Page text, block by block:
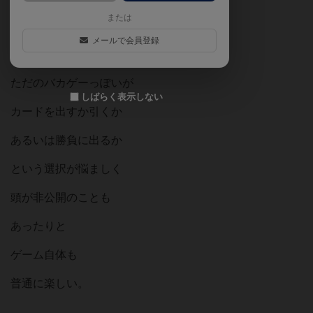
最強のサメを作るゲーム。
ただのバカゲーっぽいが
カードを出すか引くか
あるいは勝負に出るか
という選択が悩ましく
頭が非公開のことも
あったりと
ゲーム自体も
普通に楽しい。
または
メールで会員登録
しばらく表示しない